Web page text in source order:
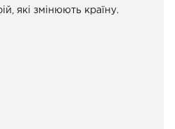
які змінюють країну.